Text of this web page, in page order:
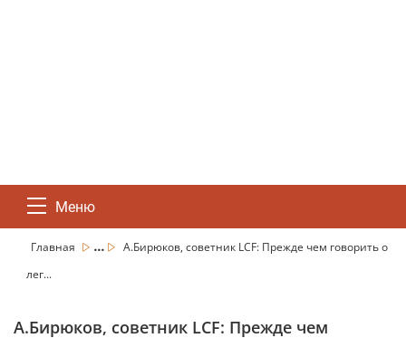
Меню
Главная ...
А.Бирюков, советник LCF: Прежде чем говорить о
лег...
А.Бирюков, советник LCF: Прежде чем